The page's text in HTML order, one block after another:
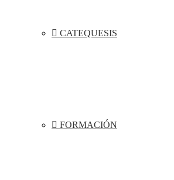
CATEQUESIS
FORMACIÓN